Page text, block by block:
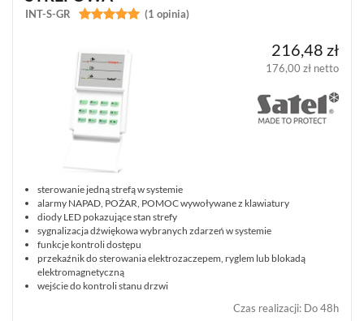
POKAŻ
PERFECTA
SATEL
ABAX
(35)
SATEL
MICRA
(14)
Promocja (0)
Wyprzedaż (0)
ZAMKNIJ
INT-S-GR 
 (1 opinia)
216,48 zł
176,00 zł netto
sterowanie jedną strefą w systemie
alarmy NAPAD, POŻAR, POMOC wywoływane z klawiatury
diody LED pokazujące stan strefy
sygnalizacja dźwiękowa wybranych zdarzeń w systemie
funkcje kontroli dostępu
przekaźnik do sterowania elektrozaczepem, ryglem lub blokadą
elektromagnetyczną
wejście do kontroli stanu drzwi
Czas realizacji: Do 48h